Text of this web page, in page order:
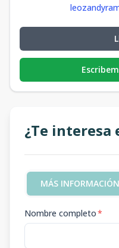
¿Te interesa
MÁS INFORMACIÓN
Nombre completo*